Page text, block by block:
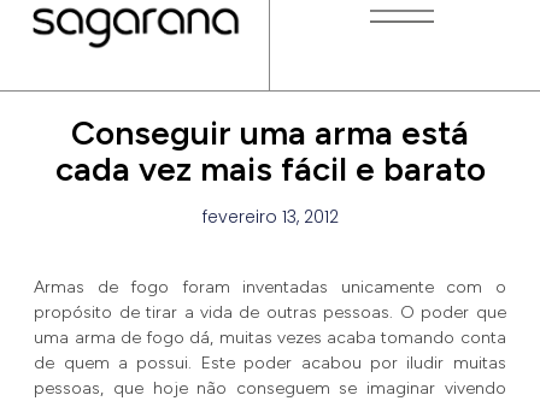
Conseguir uma arma está
cada vez mais fácil e barato
fevereiro 13, 2012
Armas de fogo foram inventadas unicamente com o
propósito de tirar a vida de outras pessoas. O poder que
uma arma de fogo dá, muitas vezes acaba tomando conta
de quem a possui. Este poder acabou por iludir muitas
pessoas, que hoje não conseguem se imaginar vivendo